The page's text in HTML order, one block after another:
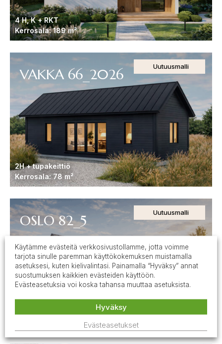
4 H, K + RKT
Kerrosala: 189 m²
2H + tupakeittiö
Kerrosala: 78 m²
VAKKA 66_2026 Uutuusmalli
OSLO 82_5 Uutuusmalli
Käytämme evästeitä verkkosivustollamme, jotta voimme
tarjota sinulle paremman käyttökokemuksen muistamalla
asetuksesi, kuten kielivalintasi. Painamalla “Hyväksy” annat
suostumuksen kaikkien evästeiden käyttöön.
Evästeasetuksia voi koska tahansa muuttaa asetuksista.
Evästeasetukset
Hyväksy